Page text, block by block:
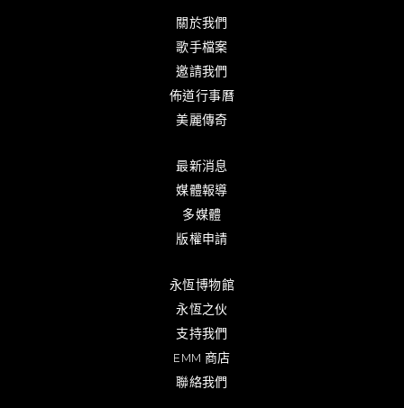
關於我們
歌手檔案
邀請我們
佈道行事曆
美麗傳奇
最新消息
媒體報導
多媒體
版權申請
永恆博物館
永恆之伙
支持我們
EMM 商店
聯絡我們